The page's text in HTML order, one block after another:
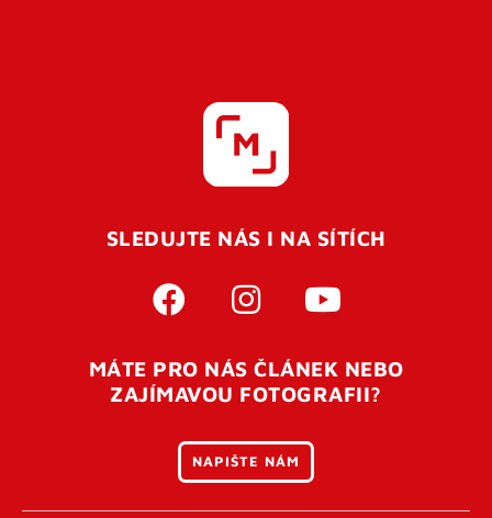
SLEDUJTE NÁS I NA SÍTÍCH
MÁTE PRO NÁS ČLÁNEK NEBO
ZAJÍMAVOU FOTOGRAFII?
NAPIŠTE NÁM